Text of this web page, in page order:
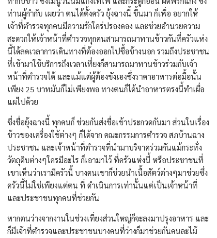
ท่านผู้กำกับ เผยว่า ตนได้ตั้งครัว ยุ้งฉางนี้ ขึ้นมา ก็เพื่อ อยากให้
เจ้าที่ตำรวจทุกคนมีความรักใคร่ปรองดอง และช่วยอำนวยความ
สะดวกให้เจ้าหน้าที่ตำรวจทุกคนสามารถมาทานข้าวกันที่ครัวแห่ง
นี้ได้ลดเวลาการเดินทางที่ต้องออกไปซื้อข้างนอก รวมถึงประชาชน
ที่เข้ามาใช้บริการถึงเวลาเที่ยงก็สามารถมาทานข้าวร่วมกับเจ้า
หน้าที่ตำรวจได้ และแม้แต่ผู้ต้องขังเองซึ่งราคาอาหารต่อมื้อนั้น
เพียง 25 บาทมันก็ไม่เพียงพอ ทางตนก็ได้นำอาหารตรงนี้ทำเผื่อ
แผ่ไปด้วย
ซึ่งชื่อยุ้งฉางนี้ ทุกคนก็ ช่วยกันส่งชื่อเข้าประกวดกันมา ส่วนในเรื่อง
ข้าวของเครื่องใช้ต่างๆ ก็ได้จาก คณะกรรมการตำรวจ สภบ้านฉาง
ประชาชน และเจ้าหน้าที่ตำรวจที่นำมาบริจาคร่วมกันแม้กระทั่ง
วัตถุดิบต่างๆใครมีอะไร ก็เอามาไว้ ที่ครัวแห่งนี้ หรือประชาชนที่
เขาเห็นว่าเรามีครัวนี้ บางคนเขาก็ช่วยนำเนื้อสัตว์ต่างๆมาช่วยซึ่ง
ครัวนี้ไม่ใช่เพียงแต่ตน ที่ ดำเนินการเท่านั้นแต่เป็นเจ้าหน้าที่
และประชาชนทุกคนที่ช่วยกัน
หากตนว่างจากงานในช่วงเที่ยงส่วนใหญ่ก็จะลงมาปรุงอาหาร และ
ก็มีเจ้าที่ตำรวจและประชาชนบางคนที่ว่างก็มาช่วยกันคนละไม้